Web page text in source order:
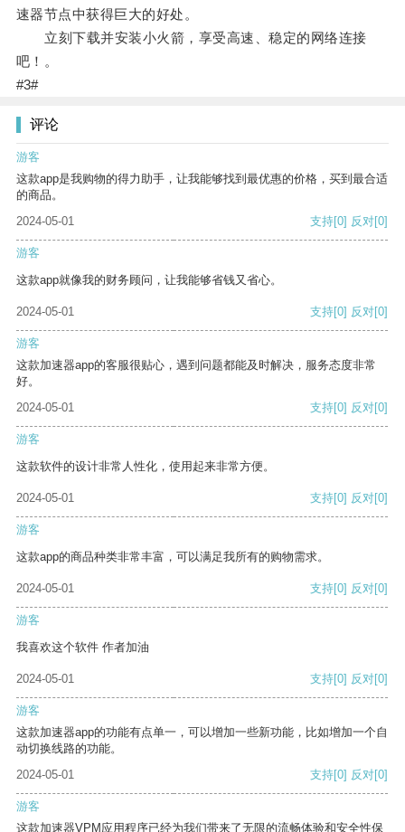
速器节点中获得巨大的好处。
立刻下载并安装小火箭，享受高速、稳定的网络连接
吧！。
#3#
评论
游客
这款app是我购物的得力助手，让我能够找到最优惠的价格，买到最合适
的商品。
2024-05-01
支持[0] 反对[0]
游客
这款app就像我的财务顾问，让我能够省钱又省心。
2024-05-01 支持[0] 反对[0]
游客
这款加速器app的客服很贴心，遇到问题都能及时解决，服务态度非常
好。
2024-05-01
支持[0] 反对[0]
游客
这款软件的设计非常人性化，使用起来非常方便。
2024-05-01 支持[0] 反对[0]
游客
这款app的商品种类非常丰富，可以满足我所有的购物需求。
2024-05-01 支持[0] 反对[0]
游客
我喜欢这个软件 作者加油
2024-05-01 支持[0] 反对[0]
游客
这款加速器app的功能有点单一，可以增加一些新功能，比如增加一个自
动切换线路的功能。
2024-05-01
支持[0] 反对[0]
游客
这款加速器VPM应用程序已经为我们带来了无限的流畅体验和安全性保